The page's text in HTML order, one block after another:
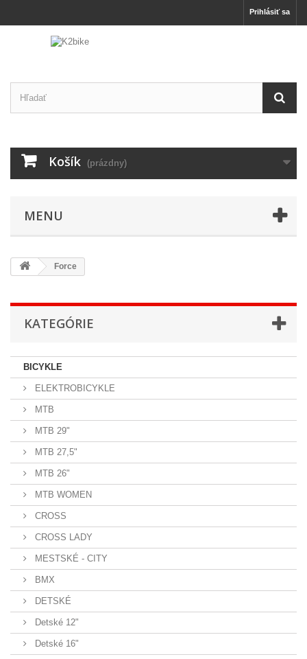
Prihlásiť sa
Košík (prázdny)
MENU
Force
KATEGÓRIE
BICYKLE
ELEKTROBICYKLE
MTB
MTB 29"
MTB 27,5"
MTB 26"
MTB WOMEN
CROSS
CROSS LADY
MESTSKÉ - CITY
BMX
DETSKÉ
Detské 12"
Detské 16"